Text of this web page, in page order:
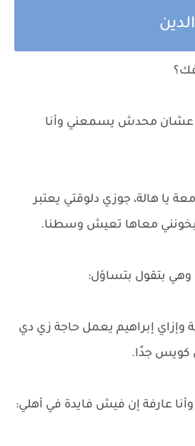
عشان محدش يسمعني وأنا
يا هالة، جوزي دلوقتي يعتبر
معاها تعيش وسطنا.
وهي بتقول بتساؤل:
إبراهيم يعمل حاجة زي دي
كويس جدًا.
عارفة إن فيش فايدة في أهلي: